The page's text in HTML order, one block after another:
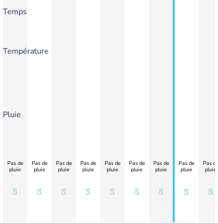
Temps
Température
Pluie
Pas de
pluie
Pas de
pluie
Pas de
pluie
Pas de
pluie
Pas de
pluie
Pas de
pluie
Pas de
pluie
Pas de
pluie
Pas
pluie